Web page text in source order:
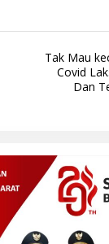
Tak Mau
Covid
Dan